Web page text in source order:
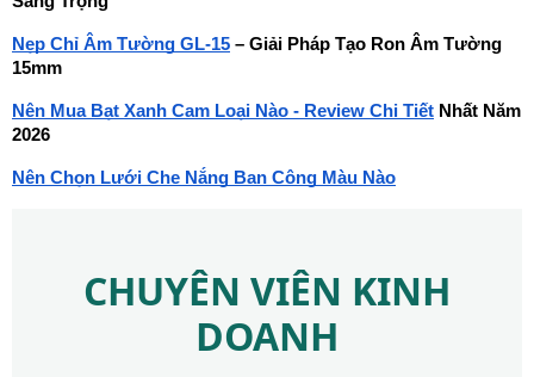
Nẹp Chỉ Âm Tường GL-15 – Giải Pháp Tạo Ron Âm Tường
15mm
Nên Mua Bạt Xanh Cam Loại Nào - Review Chi Tiết Nhất Năm
2026
Nên Chọn Lưới Che Nắng Ban Công Màu Nào
CHUYÊN VIÊN KINH
DOANH